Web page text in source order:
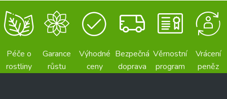
Péče o
rostliny
Garance
růstu
Výhodné
ceny
Bezpečná
doprava
Věrnostní
program
Vrácení
peněz